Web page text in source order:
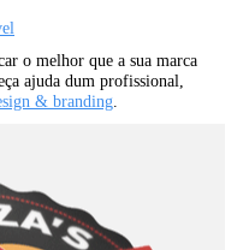
o melhor que a sua marca
ajuda dum profissional,
& branding